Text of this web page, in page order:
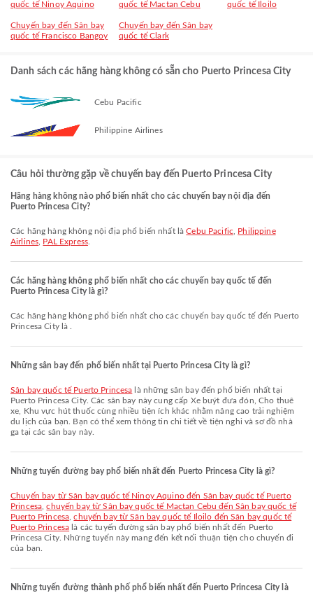
quốc tế Ninoy Aquino
quốc tế Mactan Cebu
quốc tế Iloilo
Chuyến bay đến Sân bay
quốc tế Francisco Bangoy
Chuyến bay đến Sân bay
quốc tế Clark
Danh sách các hãng hàng không có sẵn cho Puerto Princesa City
Cebu Pacific
Philippine Airlines
Câu hỏi thường gặp về chuyến bay đến Puerto Princesa City
Hãng hàng không nào phổ biến nhất cho các chuyến bay nội địa đến
Puerto Princesa City?
Các hãng hàng không nội địa phổ biến nhất làCebu Pacific
Philippine
Airlines PAL Express.
Các hãng hàng không phổ biến nhất cho các chuyến bay quốc tế đến
Puerto Princesa City là gì?
Các hãng hàng không phổ biến nhất cho các chuyến bay quốc tế đến Puerto
Princesa City là .
Những sân bay đến phổ biến nhất tại Puerto Princesa City là gì?
Sân bay quốc tế Puerto Princesa là những sân bay đến phổ biến nhất tại
Puerto Princesa City. Các sân bay này cung cấp Xe buýt đưa đón, Cho thuê
xe, Khu vực hút thuốc cùng nhiều tiện ích khác nhằm nâng cao trải nghiệm
du lịch của bạn. Bạn có thể xem thông tin chi tiết về tiện nghi và sơ đồ nhà
ga tại các sân bay này.
Những tuyến đường bay phổ biến nhất đến Puerto Princesa City là gì?
chuyến bay từ Sân bay quốc tế Ninoy Aquino đến Sân bay quốc tế Puerto
Princesa ,chuyến bay từ Sân bay quốc tế Mactan Cebu đến Sân bay quốc tế
Puerto Princesa ,chuyến bay từ Sân bay quốc tế Iloilo đến Sân bay quốc tế
Puerto Princesa là các tuyến đường sân bay phổ biến nhất đến Puerto
Princesa City. Những tuyến này mang đến kết nối thuận tiện cho chuyến đi
của bạn.
Những tuyến đường thành phố phổ biến nhất đến Puerto Princesa City là